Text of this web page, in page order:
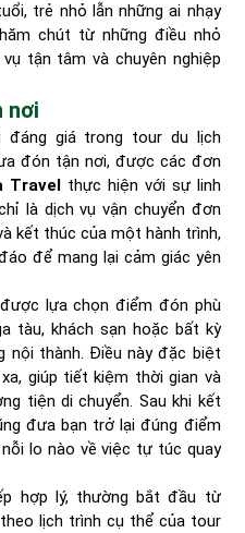
trẻ nhỏ lẫn những ai nhạy
chút từ những điều nhỏ
tận tâm và chuyên nghiệp
nơi
đáng giá trong tour du lịch
đón tận nơi, được các đơn
Travel thực hiện với sự linh
là dịch vụ vận chuyển đơn
kết thúc của một hành trình,
để mang lại cảm giác yên
lựa chọn điểm đón phù
tàu, khách sạn hoặc bất kỳ
nội thành. Điều này đặc biệt
giúp tiết kiệm thời gian và
tiện di chuyển. Sau khi kết
đưa bạn trở lại đúng điểm
lo nào về việc tự túc quay
hợp lý, thường bắt đầu từ
lịch trình cụ thể của tour